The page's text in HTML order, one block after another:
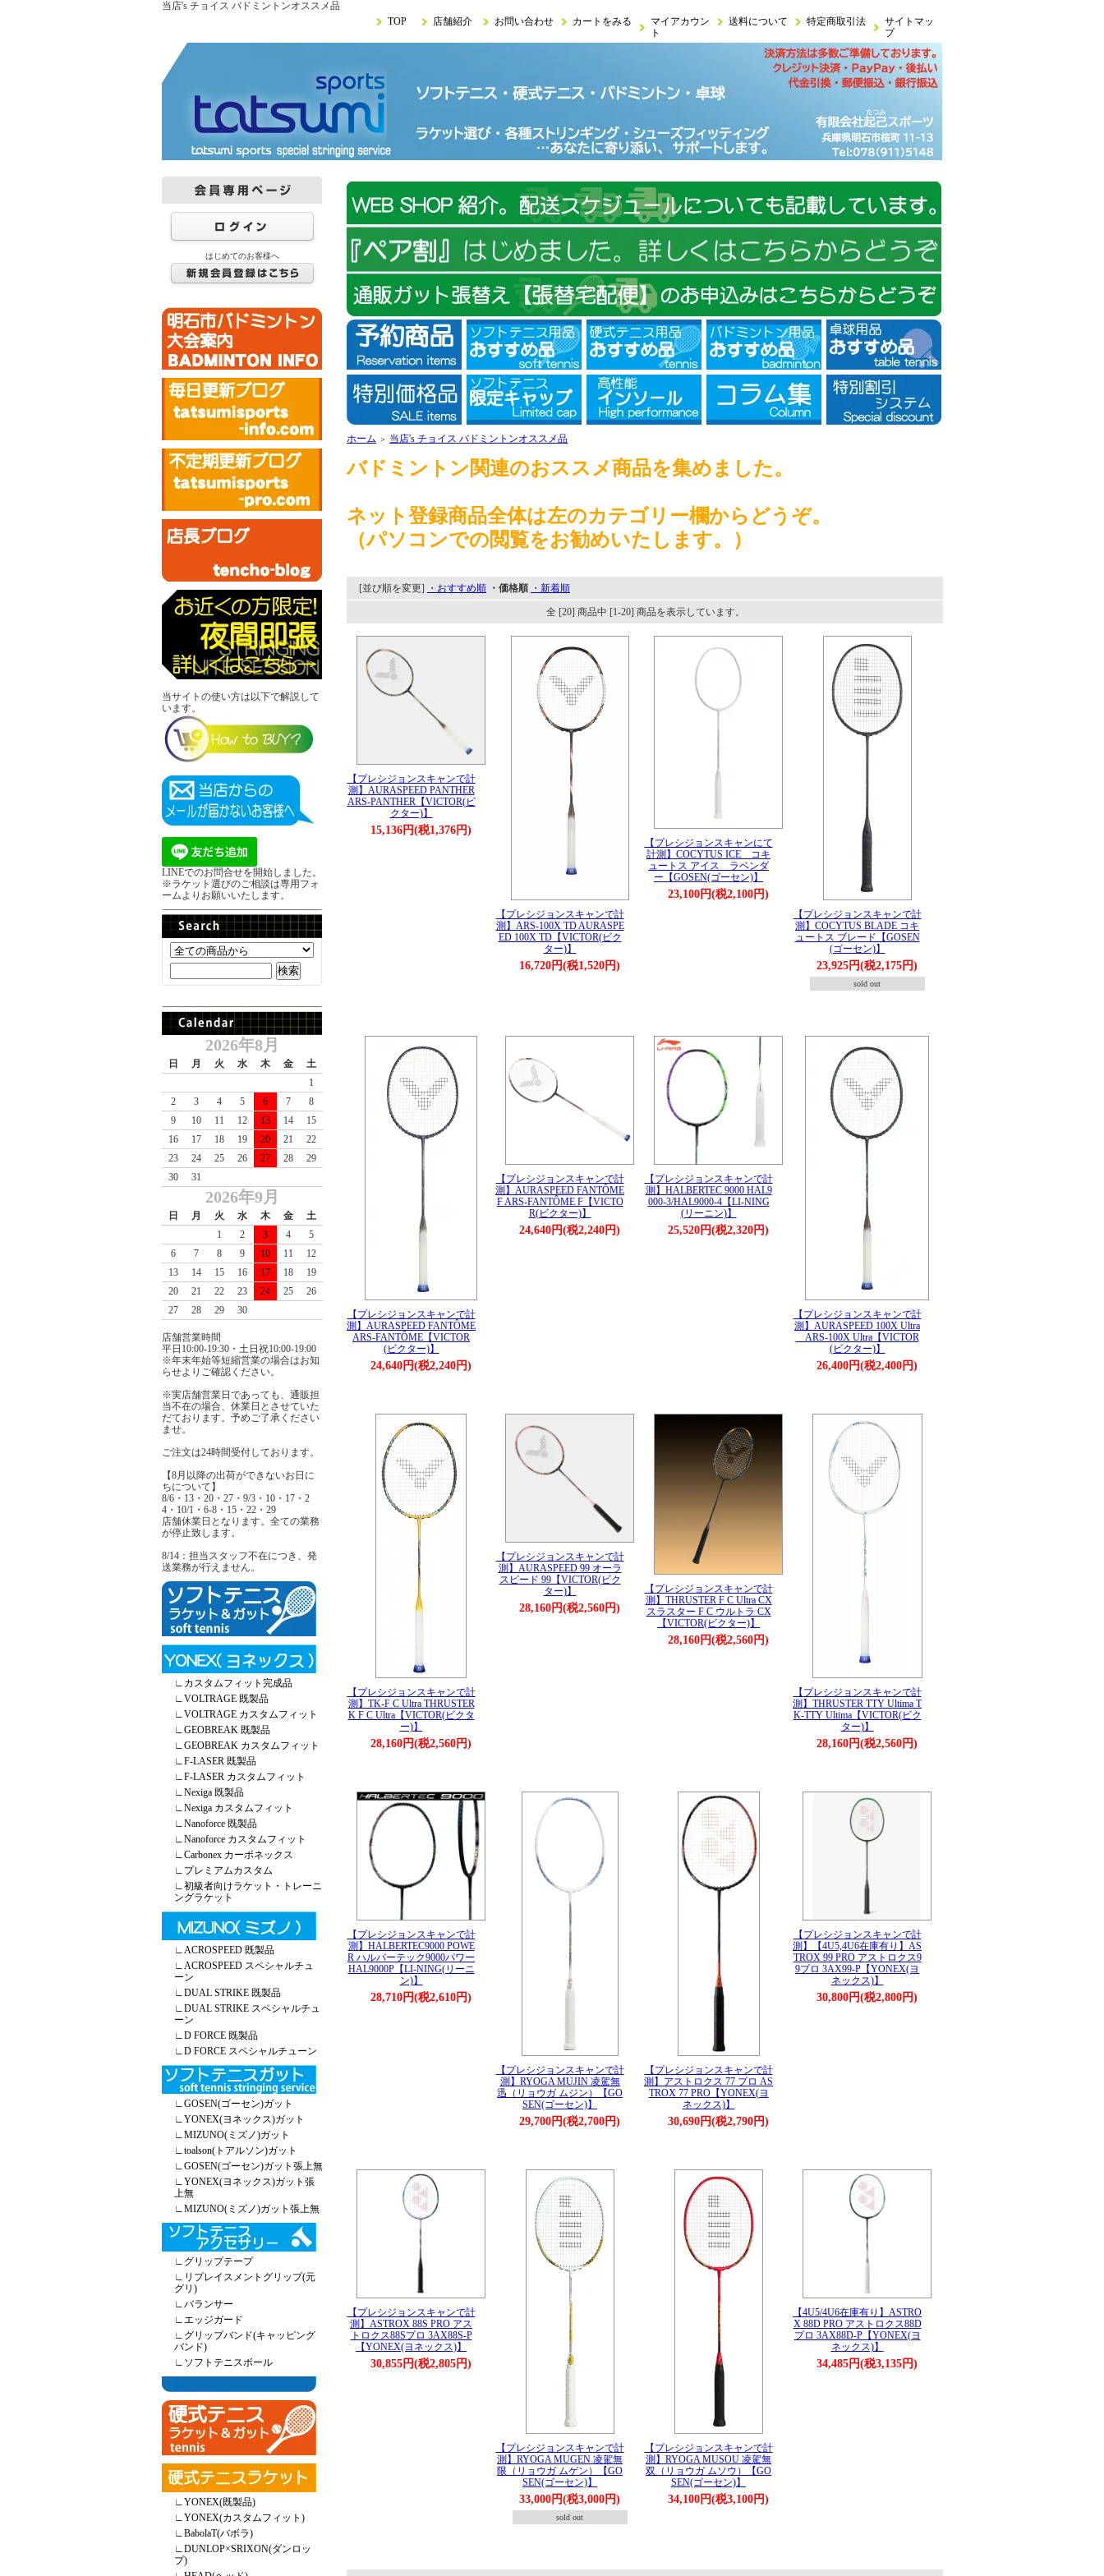
当店's チョイス バドミントンオススメ品
TOP
店舗紹介 お問い合わせ カートをみる
マイアカウン
ト
送料について 特定商取引法
サイトマッ
プ
はじめてのお客様へ
当サイトの使い方は以下で解説して
います。
LINEでのお問合せを開始しました。
※ラケット選びのご相談は専用フォ
ームよりお願いいたします。
2026年8月
日 月 火 水 木 金
土
1
2
3 4 5 6 7
8
9
10 11 12 13 14
15
16
17 18 19 20 21
22
23
24 25 26 27 28
29
30
31
2026年9月
日 月 火 水 木 金
土
1
2 3 4
5
6
7 8 9 10 11
12
13
14 15 16 17 18
19
20
21 22 23 24 25
26
27
28 29 30
店舗営業時間
平日10:00-19:30・土日祝10:00-19:00
※年末年始等短縮営業の場合はお知
らせよりご確認ください。
※実店舗営業日であっても、通販担
当不在の場合、休業日とさせていた
だております。予めご了承ください
ませ。
ご注文は24時間受付しております。
【8月以降の出荷ができないお日に
ちについて】
8/6・13・20・27・9/3・10・17・2
4・10/1・6-8・15・22・29
店舗休業日となります。全ての業務
が停止致します。
8/14：担当スタッフ不在につき、発
送業務が行えません。
∟ カスタムフィット完成品
∟VOLTRAGE 既製品
∟VOLTRAGE カスタムフィット
∟GEOBREAK 既製品
∟GEOBREAK カスタムフィット
∟F-LASER 既製品
∟F-LASER カスタムフィット
∟Nexiga 既製品
∟Nexiga カスタムフィット
∟Nanoforce 既製品
∟Nanoforce カスタムフィット
∟Carbonex カーボネックス
∟ プレミアムカスタム
∟初級者向けラケット・トレーニ
ングラケット
∟ACROSPEED 既製品
∟ACROSPEED スペシャルチュ
ーン
∟DUAL STRIKE 既製品
∟DUAL STRIKE スペシャルチュ
ーン
∟D FORCE 既製品
∟D FORCE スペシャルチューン
∟GOSEN(ゴーセン)ガット
∟YONEX(ヨネックス)ガット
∟MIZUNO(ミズノ)ガット
∟toalson(トアルソン)ガット
∟GOSEN(ゴーセン)ガット張上無
∟YONEX(ヨネックス)ガット張
上無
∟MIZUNO(ミズノ)ガット張上無
∟ グリップテープ
∟ リプレイスメントグリップ(元
グリ)
∟バランサー
∟エッジガード
∟ グリップバンド(キャッピング
バンド)
∟ ソフトテニスボール
∟YONEX(既製品)
∟YONEX(カスタムフィット)
∟BabolaT(バボラ)
∟DUNLOP×SRIXON(ダンロッ
プ)
ホーム ＞ 当店's チョイス バドミントンオススメ品
バドミントン関連のおススメ商品を集めました。
ネット登録商品全体は左のカテゴリー欄からどうぞ。
（パソコンでの閲覧をお勧めいたします。）
[並び順を変更] ・おすすめ順 ・価格順 ・新着順
全 [20] 商品中 [1-20] 商品を表示しています。
【プレシジョンスキャンで計
測】AURASPEED PANTHER
ARS-PANTHER【VICTOR(ビ
クター)】
15,136円(税1,376円)
【プレシジョンスキャンで計
測】ARS-100X TD AURASPE
ED 100X TD【VICTOR(ビク
ター)】
16,720円(税1,520円)
【プレシジョンスキャンにて
計測】COCYTUS ICE コキ
ュートス アイス ラベンダ
ー【GOSEN(ゴーセン)】
23,100円(税2,100円)
【プレシジョンスキャンで計
測】COCYTUS BLADE コキ
ュートス ブレード【GOSEN
(ゴーセン)】
23,925円(税2,175円)
sold out
【プレシジョンスキャンで計
測】AURASPEED FANTÔME
ARS-FANTÔME【VICTOR
(ビクター)】
24,640円(税2,240円)
【プレシジョンスキャンで計
測】AURASPEED FANTÔME
F ARS-FANTÔME F【VICTO
R(ビクター)】
24,640円(税2,240円)
【プレシジョンスキャンで計
測】HALBERTEC 9000 HAL9
000-3/HAL9000-4【LI-NING
(リーニン)】
25,520円(税2,320円)
【プレシジョンスキャンで計
測】AURASPEED 100X Ultra
ARS-100X Ultra【VICTOR
(ビクター)】
26,400円(税2,400円)
【プレシジョンスキャンで計
測】TK-F C Ultra THRUSTER
K F C Ultra【VICTOR(ビクタ
ー)】
28,160円(税2,560円)
【プレシジョンスキャンで計
測】AURASPEED 99 オーラ
スピード 99【VICTOR(ビク
ター)】
28,160円(税2,560円)
【プレシジョンスキャンで計
測】THRUSTER F C Ultra CX
スラスター F C ウルトラ CX
【VICTOR(ビクター)】
28,160円(税2,560円)
【プレシジョンスキャンで計
測】THRUSTER TTY Ultima T
K-TTY Ultima【VICTOR(ビク
ター)】
28,160円(税2,560円)
【プレシジョンスキャンで計
測】HALBERTEC9000 POWE
R ハルバーテック9000パワー
HAL9000P【LI-NING(リーニ
ン)】
28,710円(税2,610円)
【プレシジョンスキャンで計
測】RYOGA MUJIN 凌駕無
迅（リョウガ ムジン）【GO
SEN(ゴーセン)】
29,700円(税2,700円)
【プレシジョンスキャンで計
測】アストロクス 77 プロ AS
TROX 77 PRO【YONEX(ヨ
ネックス)】
30,690円(税2,790円)
【プレシジョンスキャンで計
測】【4U5,4U6在庫有り】AS
TROX 99 PRO アストロクス9
9プロ 3AX99-P【YONEX(ヨ
ネックス)】
30,800円(税2,800円)
【プレシジョンスキャンで計
測】ASTROX 88S PRO アス
トロクス88Sプロ 3AX88S-P
【YONEX(ヨネックス)】
30,855円(税2,805円)
【プレシジョンスキャンで計
測】RYOGA MUGEN 凌駕無
限（リョウガ ムゲン）【GO
SEN(ゴーセン)】
33,000円(税3,000円)
sold out
【プレシジョンスキャンで計
測】RYOGA MUSOU 凌駕無
双（リョウガ ムソウ）【GO
SEN(ゴーセン)】
34,100円(税3,100円)
【4U5/4U6在庫有り】ASTRO
X 88D PRO アストロクス88D
プロ 3AX88D-P【YONEX(ヨ
ネックス)】
34,485円(税3,135円)